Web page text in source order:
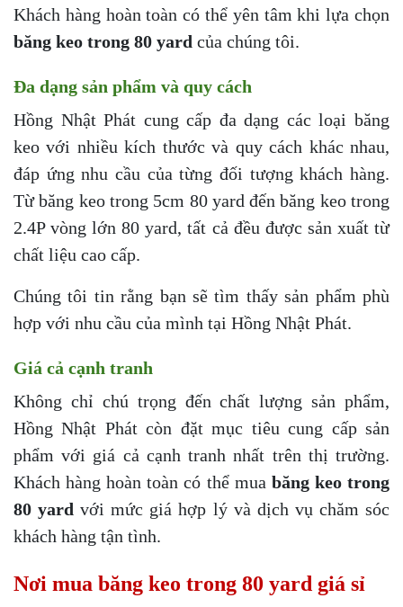
Khách hàng hoàn toàn có thể yên tâm khi lựa chọn
băng keo trong 80 yard của chúng tôi.
Đa dạng sản phẩm và quy cách
Hồng Nhật Phát cung cấp đa dạng các loại băng
keo với nhiều kích thước và quy cách khác nhau,
đáp ứng nhu cầu của từng đối tượng khách hàng.
Từ băng keo trong 5cm 80 yard đến băng keo trong
2.4P vòng lớn 80 yard, tất cả đều được sản xuất từ
chất liệu cao cấp.
Chúng tôi tin rằng bạn sẽ tìm thấy sản phẩm phù
hợp với nhu cầu của mình tại Hồng Nhật Phát.
Giá cả cạnh tranh
Không chỉ chú trọng đến chất lượng sản phẩm,
Hồng Nhật Phát còn đặt mục tiêu cung cấp sản
phẩm với giá cả cạnh tranh nhất trên thị trường.
Khách hàng hoàn toàn có thể mua băng keo trong
80 yard với mức giá hợp lý và dịch vụ chăm sóc
khách hàng tận tình.
Nơi mua băng keo trong 80 yard giá sỉ